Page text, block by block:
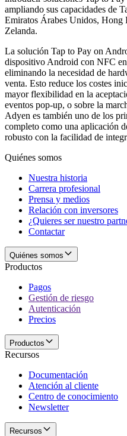
ampliando sus capacidades de
Emiratos Árabes Unidos,
Zelanda.
La solución Tap to Pay on
dispositivo Android con NFC
eliminando la necesidad de
venta. Esto reduce los costes
mayor flexibilidad en la
eventos pop-up, o sobre la
Adyen es también uno de los
completo como una aplicación
robusto con la facilidad de
Quiénes somos
Nuestra historia
Carrera profesional
Prensa y medios
Relación con inversores
¿Quieres ser nuestro
Contactar
Quiénes somos
Productos
Pagos
Gestión de riesgo
Autenticación
Precios
Productos
Recursos
Documentación
Atención al cliente
Centro de conocimiento
Newsletter
Recursos